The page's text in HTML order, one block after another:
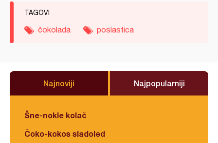
TAGOVI
čokolada poslastica
Najnoviji Najpopularniji
Šne-nokle kolač
Čoko-kokos sladoled